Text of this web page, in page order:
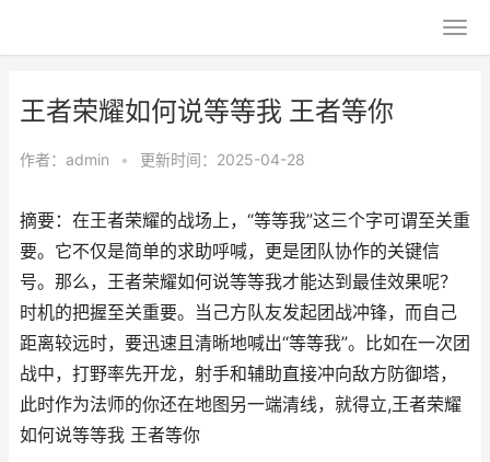
王者荣耀如何说等等我 王者等你
作者： admin • 更新时间：2025-04-28
摘要：在王者荣耀的战场上，“等等我”这三个字可谓至关重
要。它不仅是简单的求助呼喊，更是团队协作的关键信
号。那么，王者荣耀如何说等等我才能达到最佳效果呢？
时机的把握至关重要。当己方队友发起团战冲锋，而自己
距离较远时，要迅速且清晰地喊出“等等我”。比如在一次团
战中，打野率先开龙，射手和辅助直接冲向敌方防御塔，
此时作为法师的你还在地图另一端清线，就得立,王者荣耀
如何说等等我 王者等你